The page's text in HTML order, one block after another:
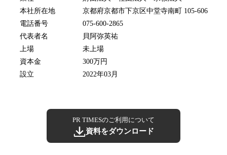
本社所在地
京都府京都市下京区中堂寺南町 105-606
電話番号
075-600-2865
代表者名
貝阿弥英祐
上場
未上場
資本金
300万円
設立
2022年03月
PR TIMESのご利用について
資料をダウンロード